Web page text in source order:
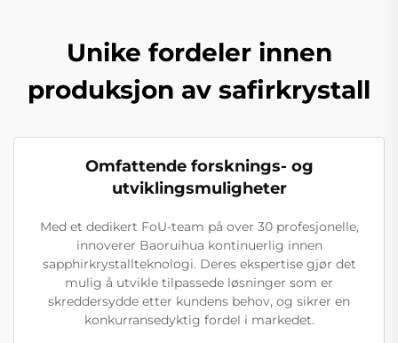
Unike fordeler innen
produksjon av safirkrystall
Omfattende forsknings- og
utviklingsmuligheter
Med et dedikert FoU-team på over 30 profesjonelle,
innoverer Baoruihua kontinuerlig innen
sapphirkrystallteknologi. Deres ekspertise gjør det
mulig å utvikle tilpassede løsninger som er
skreddersydde etter kundens behov, og sikrer en
konkurransedyktig fordel i markedet.